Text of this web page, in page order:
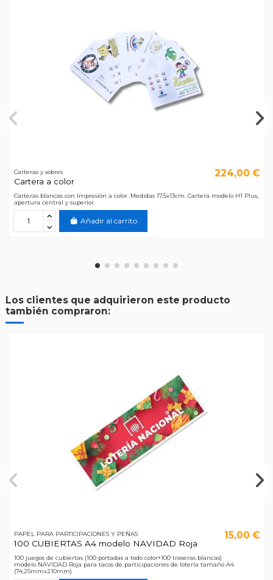
Carteras y sobres
Cartera a color
224,00 €
Carteras blancas con Impresión a color. Medidas 17.5x13cm. Cartera modelo H1 Plus,
apertura central y superior.
Añadir al carrito
Los clientes que adquirieron este producto
también compraron:
PAPEL PARA PARTICIPACIONES Y PEÑAS
100 CUBIERTAS A4 modelo NAVIDAD Roja
15,00 €
100 juegos de cubiertas (100 portadas a todo color+100 traseras blancas)
modelo NAVIDAD Roja para tacos de participaciones de lotería tamaño A4
(74,25mmx210mm)